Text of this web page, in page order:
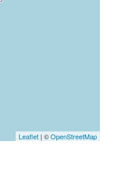
Leaflet | ©OpenStreetMap